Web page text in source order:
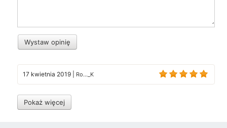
Wystaw opinię
17 kwietnia 2019 Ro..._K
Pokaż więcej